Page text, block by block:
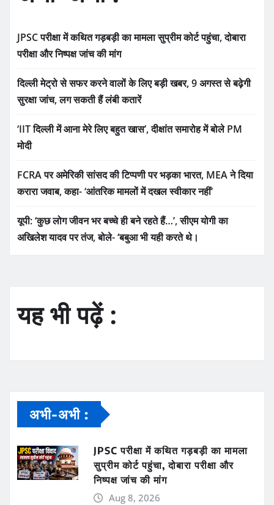
JPSC परीक्षा में कथित गड़बड़ी का मामला सुप्रीम कोर्ट पहुंचा, दोबारा
परीक्षा और निष्पक्ष जांच की मांग
दिल्ली मेट्रो से सफर करने वालों के लिए बड़ी खबर, 9 अगस्त से बढ़ेगी
सुरक्षा जांच, लग सकती हैं लंबी कतारें
‘IIT दिल्ली में आना मेरे लिए बहुत खास’, दीक्षांत समारोह में बोले PM
मोदी
FCRA पर अमेरिकी सांसद की टिप्पणी पर भड़का भारत, MEA ने दिया
करारा जवाब, कहा- ‘आंतरिक मामलों में दखल स्वीकार नहीं’
यूपी: ‘कुछ लोग जीवन भर बच्चे ही बने रहते हैं…’, सीएम योगी का
अखिलेश यादव पर तंज, बोले- ‘बबुआ भी यही करते थे।
यह भी पढ़ें :
अभी-अभी :
JPSC परीक्षा में कथित गड़बड़ी का मामला
सुप्रीम कोर्ट पहुंचा, दोबारा परीक्षा और
निष्पक्ष जांच की मांग
Aug 8, 2026